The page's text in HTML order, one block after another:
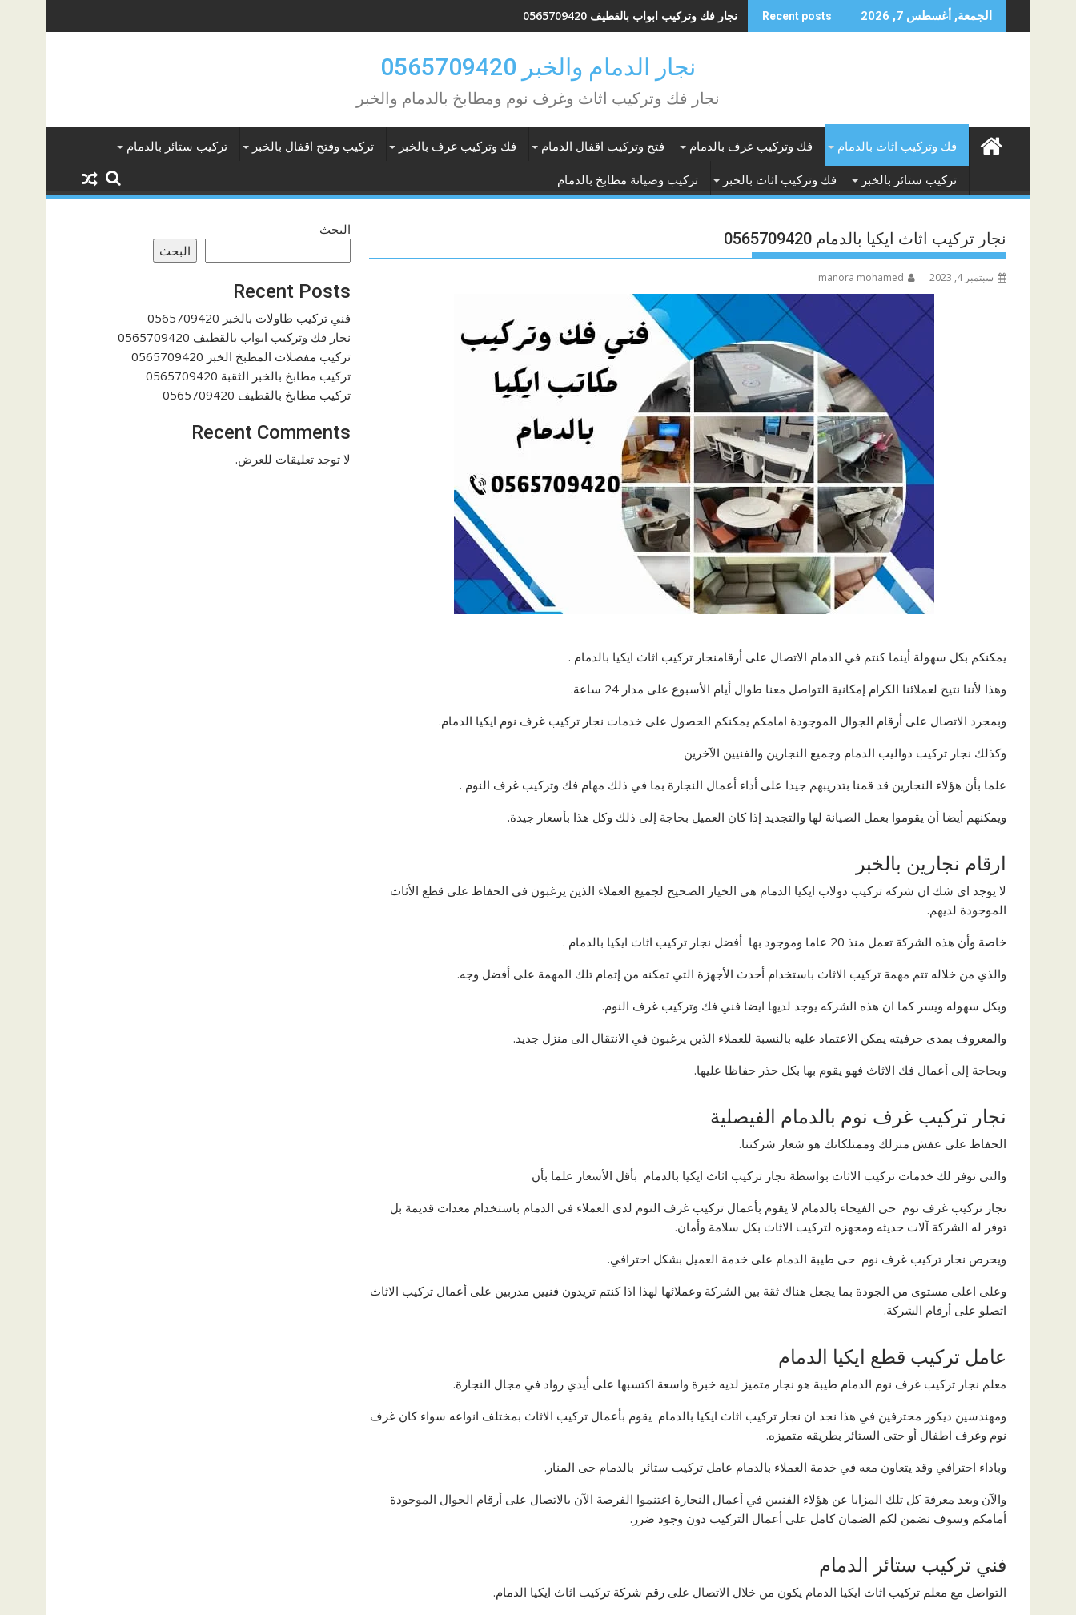
to
الجمعة, أغسطس 7, 2026 Recent posts نجار فك وتركيب ابواب بالقطيف 0565709420
نجار الدمام والخبر 0565709420
نجار فك وتركيب اثاث وغرف نوم ومطابخ بالدمام والخبر
فك وتركيب اثاث بالدمام فك وتركيب غرف بالدمام فتح وتركيب اقفال الدمام فك وتركيب غرف بالخبر تركيب وفتح اقفال بالخبر تركيب ستائر بالدمام
تركيب ستائر بالخبر فك وتركيب اثاث بالخبر تركيب وصيانة مطابخ بالدمام
نجار تركيب اثاث ايكيا بالدمام 0565709420
سبتمبر 4, 2023 manora mohamed
يمكنكم بكل سهولة أينما كنتم في الدمام الاتصال على أرقامنجار تركيب اثاث ايكيا بالدمام .
وهذا لأننا نتيح لعملائنا الكرام إمكانية التواصل معنا طوال أيام الأسبوع على مدار 24 ساعة.
وبمجرد الاتصال على أرقام الجوال الموجودة امامكم يمكنكم الحصول على خدمات نجار تركيب غرف نوم ايكيا الدمام.
وكذلك نجار تركيب دواليب الدمام وجميع النجارين والفنيين الآخرين
علما بأن هؤلاء النجارين قد قمنا بتدريبهم جيدا على أداء أعمال النجارة بما في ذلك مهام فك وتركيب غرف النوم .
ويمكنهم أيضا أن يقوموا بعمل الصيانة لها والتجديد إذا كان العميل بحاجة إلى ذلك وكل هذا بأسعار جيدة.
ارقام نجارين بالخبر
لا يوجد اي شك ان شركه تركيب دولاب ايكيا الدمام هي الخيار الصحيح لجميع العملاء الذين يرغبون في الحفاظ على قطع الأثاث
الموجودة لديهم.
خاصة وأن هذه الشركة تعمل منذ 20 عاما وموجود بها أفضل نجار تركيب اثاث ايكيا بالدمام .
والذي من خلاله تتم مهمة تركيب الاثاث باستخدام أحدث الأجهزة التي تمكنه من إتمام تلك المهمة على أفضل وجه.
وبكل سهوله ويسر كما ان هذه الشركه يوجد لديها ايضا فني فك وتركيب غرف النوم.
والمعروف بمدى حرفيته يمكن الاعتماد عليه بالنسبة للعملاء الذين يرغبون في الانتقال الى منزل جديد.
وبحاجة إلى أعمال فك الاثاث فهو يقوم بها بكل حذر حفاظا عليها.
نجار تركيب غرف نوم بالدمام الفيصلية
الحفاظ على عفش منزلك وممتلكاتك هو شعار شركتنا.
والتي توفر لك خدمات تركيب الاثاث بواسطة نجار تركيب اثاث ايكيا بالدمام بأقل الأسعار علما بأن
نجار تركيب غرف نوم حى الفيحاء بالدمام لا يقوم بأعمال تركيب غرف النوم لدى العملاء في الدمام باستخدام معدات قديمة بل
توفر له الشركة آلات حديثه ومجهزه لتركيب الاثاث بكل سلامة وأمان.
ويحرص نجار تركيب غرف نوم حى طيبة الدمام على خدمة العميل بشكل احترافي.
وعلى اعلى مستوى من الجودة بما يجعل هناك ثقة بين الشركة وعملائها لهذا اذا كنتم تريدون فنيين مدربين على أعمال تركيب الاثاث
اتصلو على أرقام الشركة.
عامل تركيب قطع ايكيا الدمام
معلم نجار تركيب غرف نوم الدمام طيبة هو نجار متميز لديه خبرة واسعة اكتسبها على أيدي رواد في مجال النجارة.
ومهندسين ديكور محترفين في هذا نجد ان نجار تركيب اثاث ايكيا بالدمام يقوم بأعمال تركيب الاثاث بمختلف انواعه سواء كان غرف
نوم وغرف اطفال أو حتى الستائر بطريقه متميزه.
وباداء احترافي وقد يتعاون معه في خدمة العملاء بالدمام عامل تركيب ستائر بالدمام حى المنار.
والآن وبعد معرفة كل تلك المزايا عن هؤلاء الفنيين في أعمال النجارة اغتنموا الفرصة الآن بالاتصال على أرقام الجوال الموجودة
أمامكم وسوف نضمن لكم الضمان كامل على أعمال التركيب دون وجود ضرر.
فني تركيب ستائر الدمام
التواصل مع معلم تركيب اثاث ايكيا الدمام يكون من خلال الاتصال على رقم شركة تركيب اثاث ايكيا الدمام.
البحث
البحث
Recent Posts
فني تركيب طاولات بالخبر 0565709420
نجار فك وتركيب ابواب بالقطيف 0565709420
تركيب مفصلات المطبخ الخبر 0565709420
تركيب مطابخ بالخبر الثقبة 0565709420
تركيب مطابخ بالقطيف 0565709420
Recent Comments
لا توجد تعليقات للعرض.